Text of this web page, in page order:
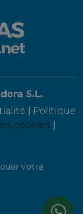
S.L.
Politique
cookies
votre